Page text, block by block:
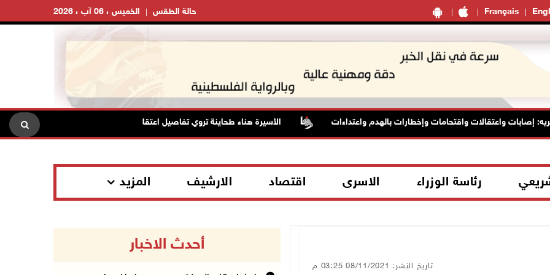
Français الخميس ، 06 آب ، 2026 حالة الطقس
واعتقالات واقتحامات وإخطارات بالهدم واعتداءات الأسيرة هناء طحاينة تروي تفاصيل اعتقالها: حُرمت من وداع أطفالها وتعرضت للإهانة
رئاسة الوزراء الاسرى اقتصاد الارشيف المزيد
تاريخ النشر: 08/11/2021 03:25 م
أحدث الاخبار